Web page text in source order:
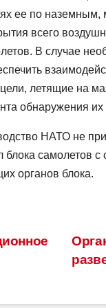
ее по
всего
В случае
летящие на
обнаружения
НАТО не
самолетов
органов блока.